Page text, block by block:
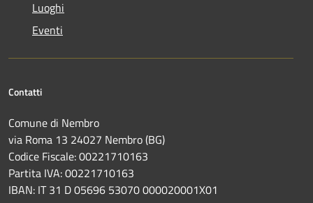
Luoghi
Eventi
Contatti
Comune di Nembro
via Roma 13 24027 Nembro (BG)
Codice Fiscale: 00221710163
Partita IVA: 00221710163
IBAN: IT 31 D 05696 53070 000020001X01